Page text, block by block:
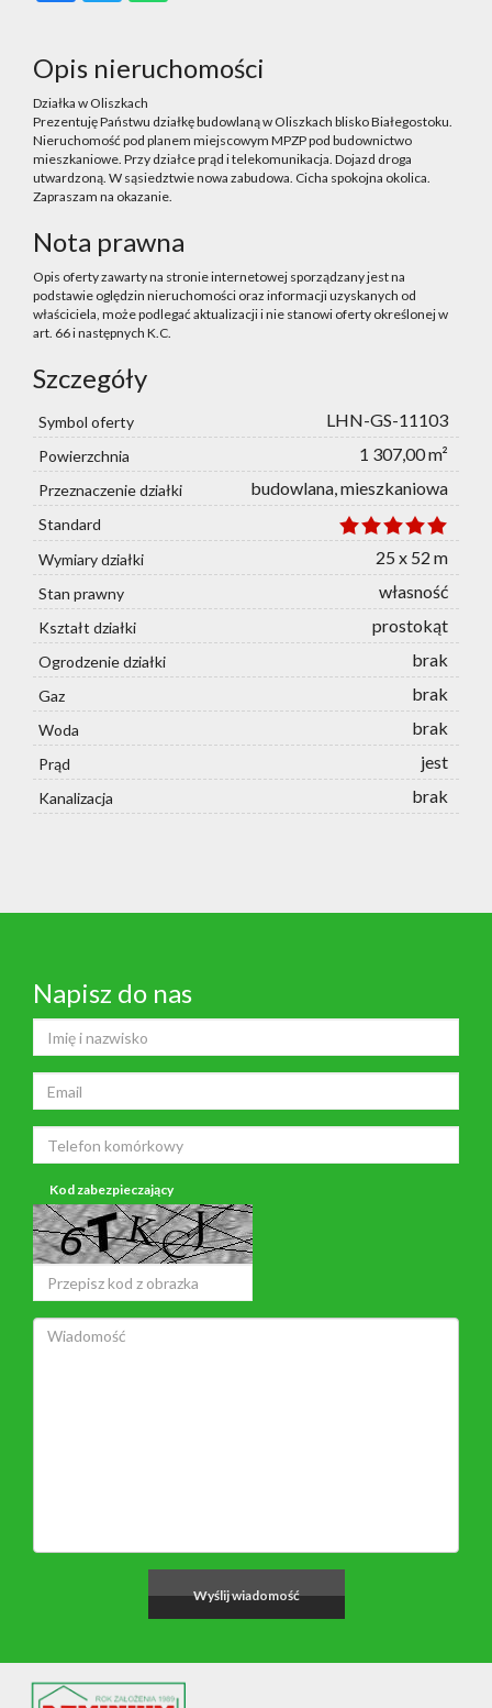
Opis nieruchomości
Działka w Oliszkach
Prezentuję Państwu działkę budowlaną w Oliszkach blisko Białegostoku.
Nieruchomość pod planem miejscowym MPZP pod budownictwo
mieszkaniowe. Przy działce prąd i telekomunikacja. Dojazd droga
utwardzoną. W sąsiedztwie nowa zabudowa. Cicha spokojna okolica.
Zapraszam na okazanie.
Nota prawna
Opis oferty zawarty na stronie internetowej sporządzany jest na
podstawie oględzin nieruchomości oraz informacji uzyskanych od
właściciela, może podlegać aktualizacji i nie stanowi oferty określonej w
art. 66 i następnych K.C.
Szczegóły
Symbol oferty LHN-GS-11103
Powierzchnia 1 307,00 m²
Przeznaczenie działki budowlana, mieszkaniowa
Standard
Wymiary działki
25 x 52 m
Stan prawny własność
Kształt działki prostokąt
Ogrodzenie działki brak
Gaz brak
Woda brak
Prąd jest
Kanalizacja brak
Napisz do nas
Kod zabezpieczający